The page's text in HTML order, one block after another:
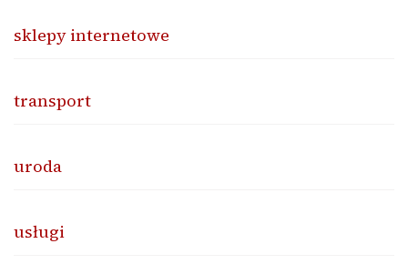
sklepy internetowe
transport
uroda
usługi